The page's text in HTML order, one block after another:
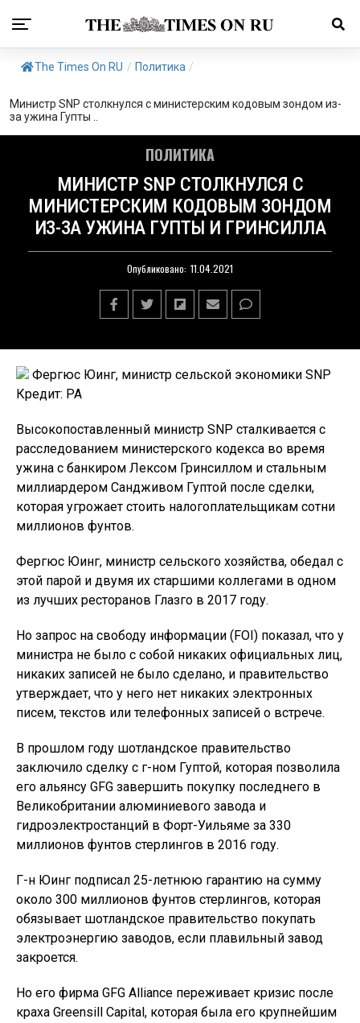
The Times On RU / Политика /
Министр SNP столкнулся с министерским кодовым зондом из-
за ужина Гупты ..
ПОЛИТИКА
МИНИСТР SNP СТОЛКНУЛСЯ С
МИНИСТЕРСКИМ КОДОВЫМ ЗОНДОМ
ИЗ-ЗА УЖИНА ГУПТЫ И ГРИНСИЛЛА
Опубликовано: 11.04.2021
Фергюс Юинг, министр сельской экономики SNP
Кредит: PA
Высокопоставленный министр SNP сталкивается с
расследованием министерского кодекса во время
ужина с банкиром Лексом Гринсиллом и стальным
миллиардером Сандживом Гуптой после сделки,
которая угрожает стоить налогоплательщикам сотни
миллионов фунтов.
Фергюс Юинг, министр сельского хозяйства, обедал с
этой парой и двумя их старшими коллегами в одном
из лучших ресторанов Глазго в 2017 году.
Но запрос на свободу информации (FOI) показал, что у
министра не было с собой никаких официальных лиц,
никаких записей не было сделано, и правительство
утверждает, что у него нет никаких электронных
писем, текстов или телефонных записей о встрече.
В прошлом году шотландское правительство
заключило сделку с г-ном Гуптой, которая позволила
его альянсу GFG завершить покупку последнего в
Великобритании алюминиевого завода и
гидроэлектростанций в Форт-Уильяме за 330
миллионов фунтов стерлингов в 2016 году.
Г-н Юинг подписал 25-летнюю гарантию на сумму
около 300 миллионов фунтов стерлингов, которая
обязывает шотландское правительство покупать
электроэнергию заводов, если плавильный завод
закроется.
Но его фирма GFG Alliance переживает кризис после
краха Greensill Capital, которая была его крупнейшим